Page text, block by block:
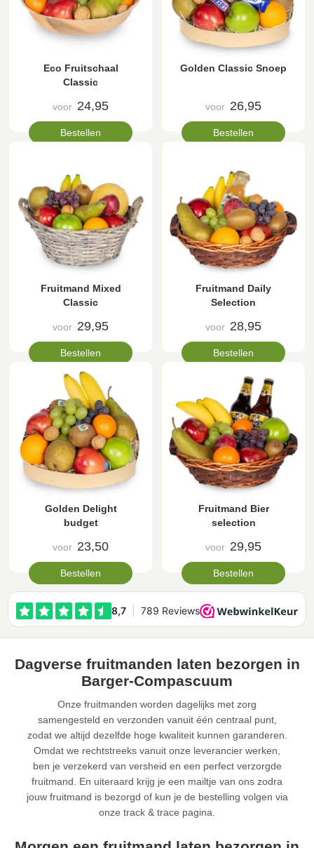
Eco Fruitschaal
Classic
voor 24,95
Bestellen
Golden Classic Snoep
voor 26,95
Bestellen
Fruitmand Mixed
Classic
voor 29,95
Bestellen
Fruitmand Daily
Selection
voor 28,95
Bestellen
Golden Delight
budget
voor 23,50
Bestellen
Fruitmand Bier
selection
voor 29,95
Bestellen
Dagverse fruitmanden laten bezorgen in
Barger-Compascuum
Onze fruitmanden worden dagelijks met zorg
samengesteld en verzonden vanuit één centraal punt,
zodat we altijd dezelfde hoge kwaliteit kunnen garanderen.
Omdat we rechtstreeks vanuit onze leverancier werken,
ben je verzekerd van versheid en een perfect verzorgde
fruitmand. En uiteraard krijg je een mailtje van ons zodra
jouw fruitmand is bezorgd of kun je de bestelling volgen via
onze track & trace pagina.